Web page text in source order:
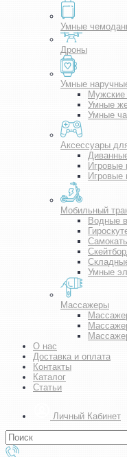
Умные
Дроны
Умные
Умные
Умные
Аксессуары
Игровые
Мобильный
Водные
Умные
Массажеры
О нас
Доставка и оплата
Контакты
Каталог
Статьи
Личный Кабинет